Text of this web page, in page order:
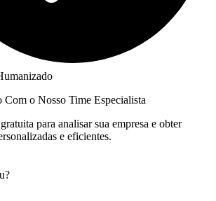
Com o Nosso Time Especialista
para analisar sua empresa e obter
e eficientes.